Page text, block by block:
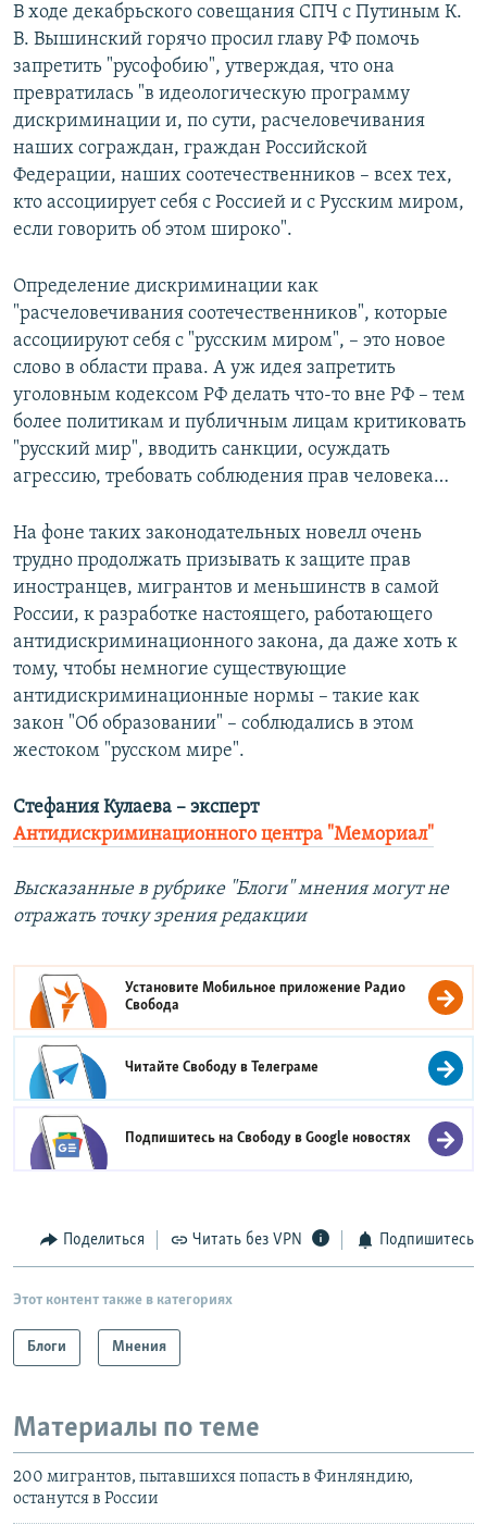
В ходе декабрьского совещания СПЧ с Путиным К.
В. Вышинский горячо просил главу РФ помочь
запретить "русофобию", утверждая, что она
превратилась "в идеологическую программу
дискриминации и, по сути, расчеловечивания
наших сограждан, граждан Российской
Федерации, наших соотечественников – всех тех,
кто ассоциирует себя с Россией и с Русским миром,
если говорить об этом широко".
Определение дискриминации как
"расчеловечивания соотечественников", которые
ассоциируют себя с "русским миром", – это новое
слово в области права. А уж идея запретить
уголовным кодексом РФ делать что-то вне РФ – тем
более политикам и публичным лицам критиковать
"русский мир", вводить санкции, осуждать
агрессию, требовать соблюдения прав человека…
На фоне таких законодательных новелл очень
трудно продолжать призывать к защите прав
иностранцев, мигрантов и меньшинств в самой
России, к разработке настоящего, работающего
антидискриминационного закона, да даже хоть к
тому, чтобы немногие существующие
антидискриминационные нормы – такие как
закон "Об образовании" – соблюдались в этом
жестоком "русском мире".
Стефания Кулаева – эксперт
Антидискриминационного центра "Мемориал"
Высказанные в рубрике "Блоги" мнения могут не
отражать точку зрения редакции
Установите Мобильное приложение Радио
Свобода
Читайте Свободу вТелеграме
Подпишитесь на Свободу вGoogle новостях
Поделиться Читать без VPN Подпишитесь
Этот контент также в категориях
Блоги Мнения
Материалы по теме
200 мигрантов, пытавшихся попасть в Финляндию,
останутся в России